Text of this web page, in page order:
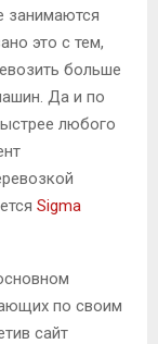
занимаются
это с тем,
больше
Да и по
любого
Sigma
по своим
сайт